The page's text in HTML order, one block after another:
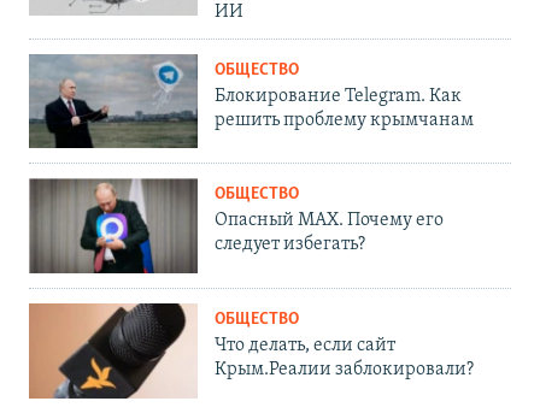
ИИ
ОБЩЕСТВО
Блокирование Telegram. Как
решить проблему крымчанам
ОБЩЕСТВО
Опасный MAX. Почему его
следует избегать?
ОБЩЕСТВО
Что делать, если сайт
Крым.Реалии заблокировали?